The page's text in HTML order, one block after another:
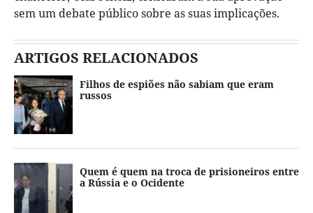
sem um debate público sobre as suas implicações.
ARTIGOS RELACIONADOS
Filhos de espiões não sabiam que eram
russos
Quem é quem na troca de prisioneiros entre
a Rússia e o Ocidente